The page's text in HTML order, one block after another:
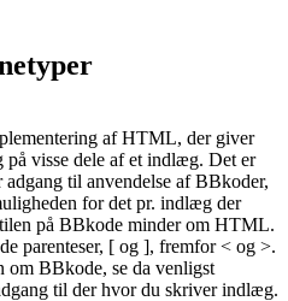
af HTML, der giver
på visse dele af et indlæg. Det er
til anvendelse af BBkoder,
for det pr. indlæg der
på BBkode minder om HTML.
parenteser, [ og ], fremfor < og >.
om BBkode, se da venligst
til der hvor du skriver indlæg.